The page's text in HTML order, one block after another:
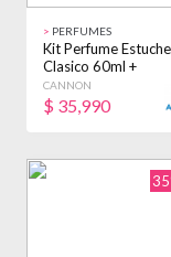
> PERFUMES
Kit Perfume
Clasico 60ml +
Desodorante X
CANNON
$ 35,990